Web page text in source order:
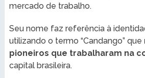
mercado de trabalho.
Seu nome faz referência à
utilizando o termo “Candango” que
pioneiros que trabalharam na
capital brasileira.